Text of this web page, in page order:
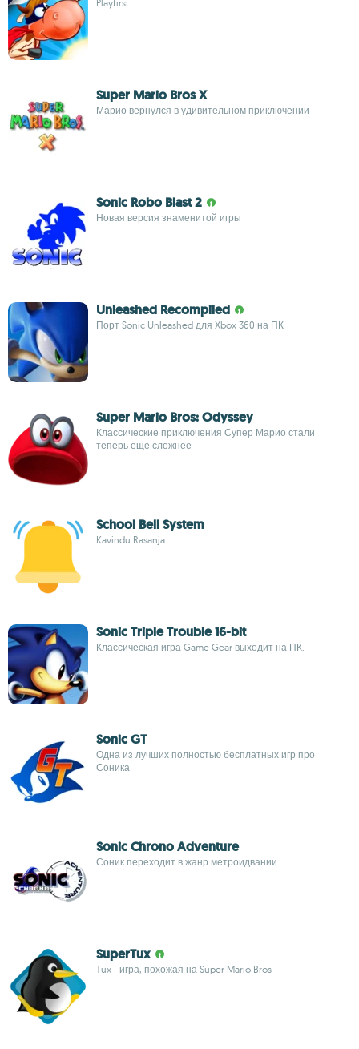
Playfirst
Super Mario Bros X
Марио вернулся в удивительном приключении
Sonic Robo Blast 2
Новая версия знаменитой игры
Unleashed Recompiled
Порт Sonic Unleashed для Xbox 360 на ПК
Super Mario Bros: Odyssey
Классические приключения Супер Марио стали
теперь еще сложнее
School Bell System
Kavindu Rasanja
Sonic Triple Trouble 16-bit
Классическая игра Game Gear выходит на ПК.
Sonic GT
Одна из лучших полностью бесплатных игр про
Соника
Sonic Chrono Adventure
Соник переходит в жанр метроидвании
SuperTux
Tux - игра, похожая на Super Mario Bros